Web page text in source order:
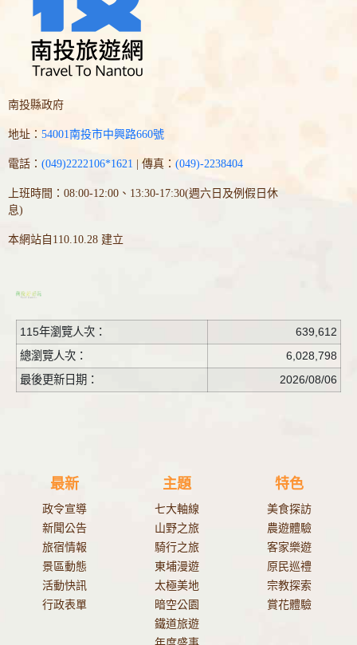
南投縣政府
地址： 54001南投市中興路660號
電話： (049)2222106*1621 | 傳真： (049)-2238404
上班時間：08:00-12:00、13:30-17:30(週六日及例假日休
息)
本網站自110.10.28 建立
115年瀏覽人次：
639,612
總瀏覽人次：
6,028,798
最後更新日期：
2026/08/06
最新
政令宣導
新聞公告
旅宿情報
景區動態
活動快訊
行政表單
主題
七大軸線
山野之旅
騎行之旅
東埔漫遊
太極美地
暗空公園
鐵道旅遊
特色
美食探訪
農遊體驗
客家樂遊
原民巡禮
宗教探索
賞花體驗